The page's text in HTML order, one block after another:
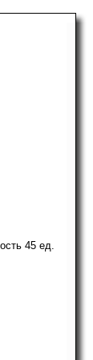
45 ед.